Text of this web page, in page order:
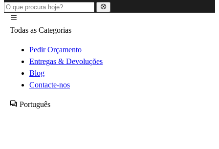
Todas as Categorias
Pedir Orçamento
Entregas & Devoluções
Blog
Contacte-nos
Português